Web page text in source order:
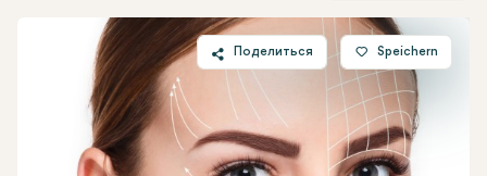
Поделиться
Facebook
Linkedin
Speichern